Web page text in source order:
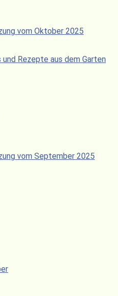
vom Oktober 2025
Rezepte aus dem Garten
vom September 2025